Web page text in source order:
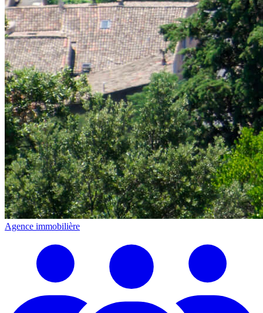
Agence immobilière